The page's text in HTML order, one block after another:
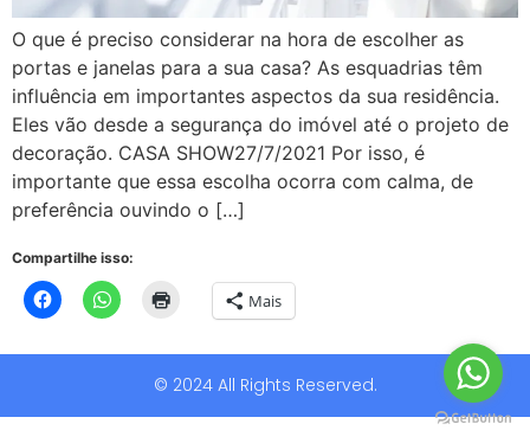
O que é preciso considerar na hora de escolher as
portas e janelas para a sua casa? As esquadrias têm
influência em importantes aspectos da sua residência.
Eles vão desde a segurança do imóvel até o projeto de
decoração. CASA SHOW27/7/2021 Por isso, é
importante que essa escolha ocorra com calma, de
preferência ouvindo o […]
Compartilhe isso:
Mais
© 2024 All Rights Reserved.